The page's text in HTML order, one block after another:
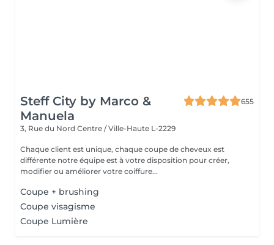
Steff City by Marco &
Manuela
655
3, Rue du Nord Centre / Ville-Haute L-2229
Chaque client est unique, chaque coupe de cheveux est
différente notre équipe est à votre disposition pour créer,
modifier ou améliorer votre coiffure...
Coupe + brushing
Coupe visagisme
Coupe Lumière